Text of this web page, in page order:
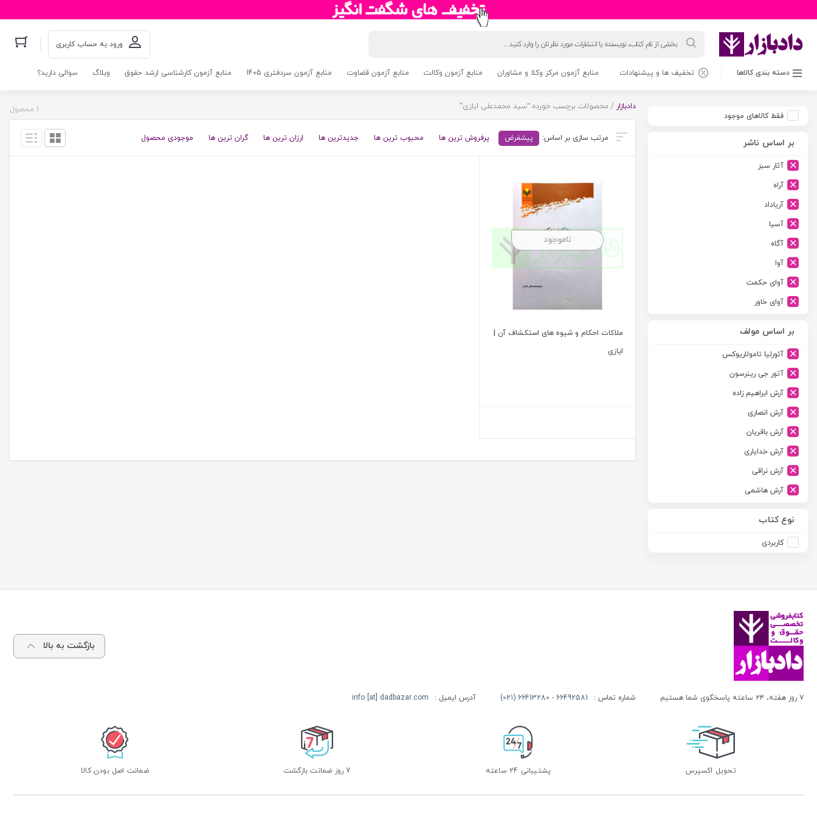
محصولات ورود به حساب کاربری
دسته بندی کالاها تخفیف ها و پیشنهادات منابع آزمون مرکز وکلا و مشاوران منابع آزمون وکالت منابع آزمون قضاوت منابع آزمون سردفتری 1405 منابع آزمون کارشناسی ارشد حقوق وبلاگ سوالی دارید؟
فقط کالاهای موجود
بر اساس ناشر
آثار سبز
آراه
آریاداد
آسیا
آگاه
آوا
آوای حکمت
آوای خاور
آیدین
ارجمند
ارسطو
ارشد
اسلامیه
اشکان
اطلاعات
امجد
امید انقلاب
اندیشه بیگی
اندیشه سبز نوین
اندیشه عصر
اندیشه های حقوقی
بر اساس مولف
آئورلیا تامولاریوکس
آتور جی رینرسون
آرش ابراهیم زاده
آرش انصاری
آرش باقریان
آرش خدایاری
آرش نراقی
آرش هاشمی
آزاده صادقی
آلبرت ون دایسی
آمنه باخدا
آمنه خدادادی
آنتونی آگوس
آندریاس کاکینیس
نوع کتاب
کاربردی
دادبازار / محصولات برچسب خورده “سید محمدعلی ایازی” 1 محصول
پیشفرض پرفروش ترین ها محبوب ترین ها جدیدترین ها ارزان ترین ها گران ترین ها موجودی محصول
ناموجود
ملاکات احکام و شیوه های استکشاف آن |
ایازی
بازگشت به بالا
۷ روز هفته، ۲۴ ساعته پاسخگوی شما هستیم شماره تماس : 66492581 - 66413280 (021) آدرس ایمیل : info [at] dadbazar.com
تحویل اکسپرس پشتیبانی 24 ساعته 7 روز ضمانت بازگشت ضمانت اصل بودن کالا